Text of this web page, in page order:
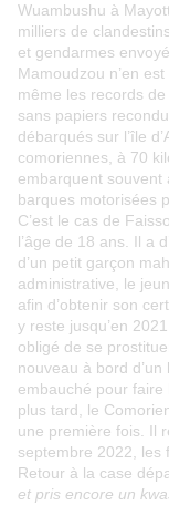
Wuambushu à
milliers de
et gendarmes
Mamoudzou n’en
même les records
sans papiers
débarqués sur l’île
comoriennes, à 70
embarquent souvent
barques motorisées
C’est le cas de
l’âge de 18 ans. Il a
d’un petit garçon
administrative, le
afin d’obtenir son
y reste jusqu’en
obligé de se
nouveau à bord
embauché pour
plus tard, le
une première fois. Il
septembre 2022, les
Retour à la case
et pris encore un